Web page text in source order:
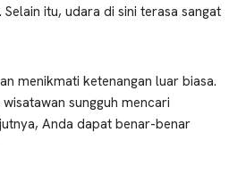
itu, udara di sini terasa sangat
menikmati ketenangan luar biasa.
sungguh mencari
Anda dapat benar-benar